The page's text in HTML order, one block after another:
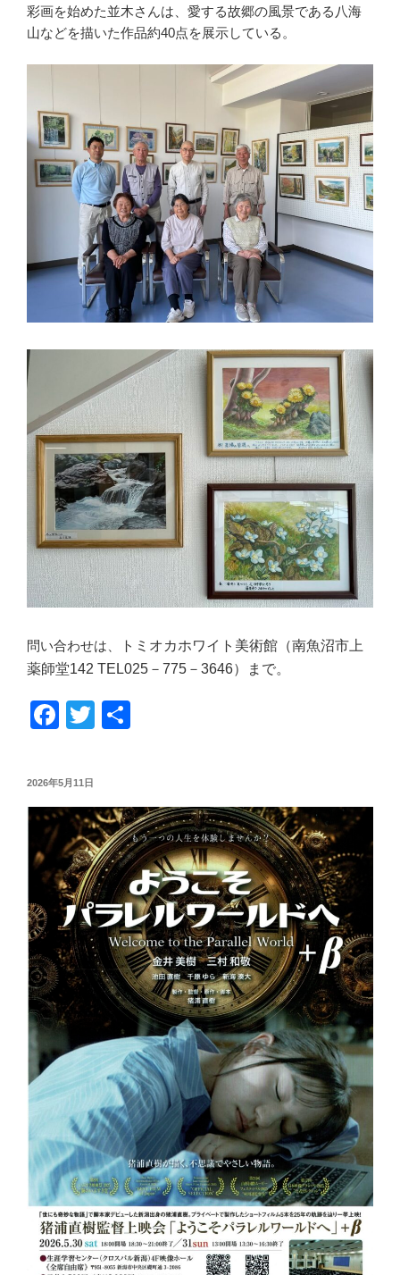
彩画を始めた並木さんは、愛する故郷の風景である八海
山などを描いた作品約40点を展示している。
問い合わせは、 トミオカホワイト美術館（南魚沼市上
薬師堂142 TEL025 － 775 － 3646）まで。
F
c
e
b
o
o
k
T
er
投
日:
2026年5月11日